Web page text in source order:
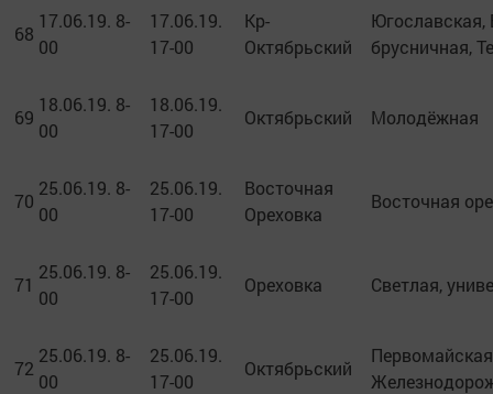
68
17.06.19. 8-
00
17.06.19.
17-00
Кр-
Октябрьский
Югославская,
брусничная,
69
18.06.19. 8-
00
18.06.19.
17-00
Октябрьский Молодёжная
70
25.06.19. 8-
00
25.06.19.
17-00
Восточная
Ореховка
Восточная
71
25.06.19. 8-
00
25.06.19.
17-00
Ореховка Светлая,
72
25.06.19. 8-
00
25.06.19.
17-00
Октябрьский